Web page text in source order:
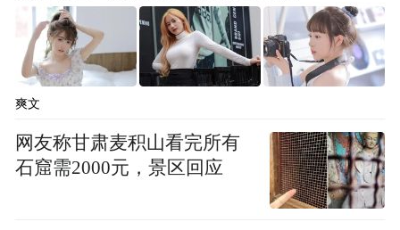
爽文
网友称甘肃麦积山看完所有
石窟需2000元，景区回应